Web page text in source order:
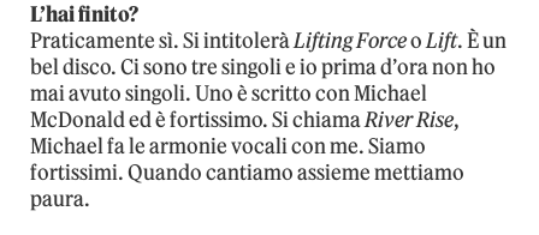
L’hai finito?
Praticamente sì. Si intitoleràLifting ForceoLift. È un
bel disco. Ci sono tre singoli e io prima d’ora non ho
mai avuto singoli. Uno è scritto con Michael
McDonald ed è fortissimo. Si chiamaRiver Rise,
Michael fa le armonie vocali con me. Siamo
fortissimi. Quando cantiamo assieme mettiamo
paura.